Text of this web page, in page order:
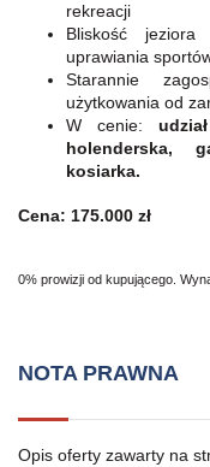
rekreacji
Bliskość
uprawiania
Starannie
użytkowania od
W cenie:
holenderska,
kosiarka.
Cena: 175.000 zł
0% prowizji od kupującego.
NOTA PRAWNA
Opis oferty zawarty na